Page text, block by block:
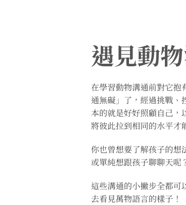
遇見動
在學習動物溝通前對它抱
通無礙」了，經過挑戰、
本的就是好好照顧自己，
將彼此拉到相同的水平才
你也曾想要了解孩子的想
或單純想跟孩子聊聊天呢
這些溝通的小撇步全都可
去看見萬物語言的樣子！